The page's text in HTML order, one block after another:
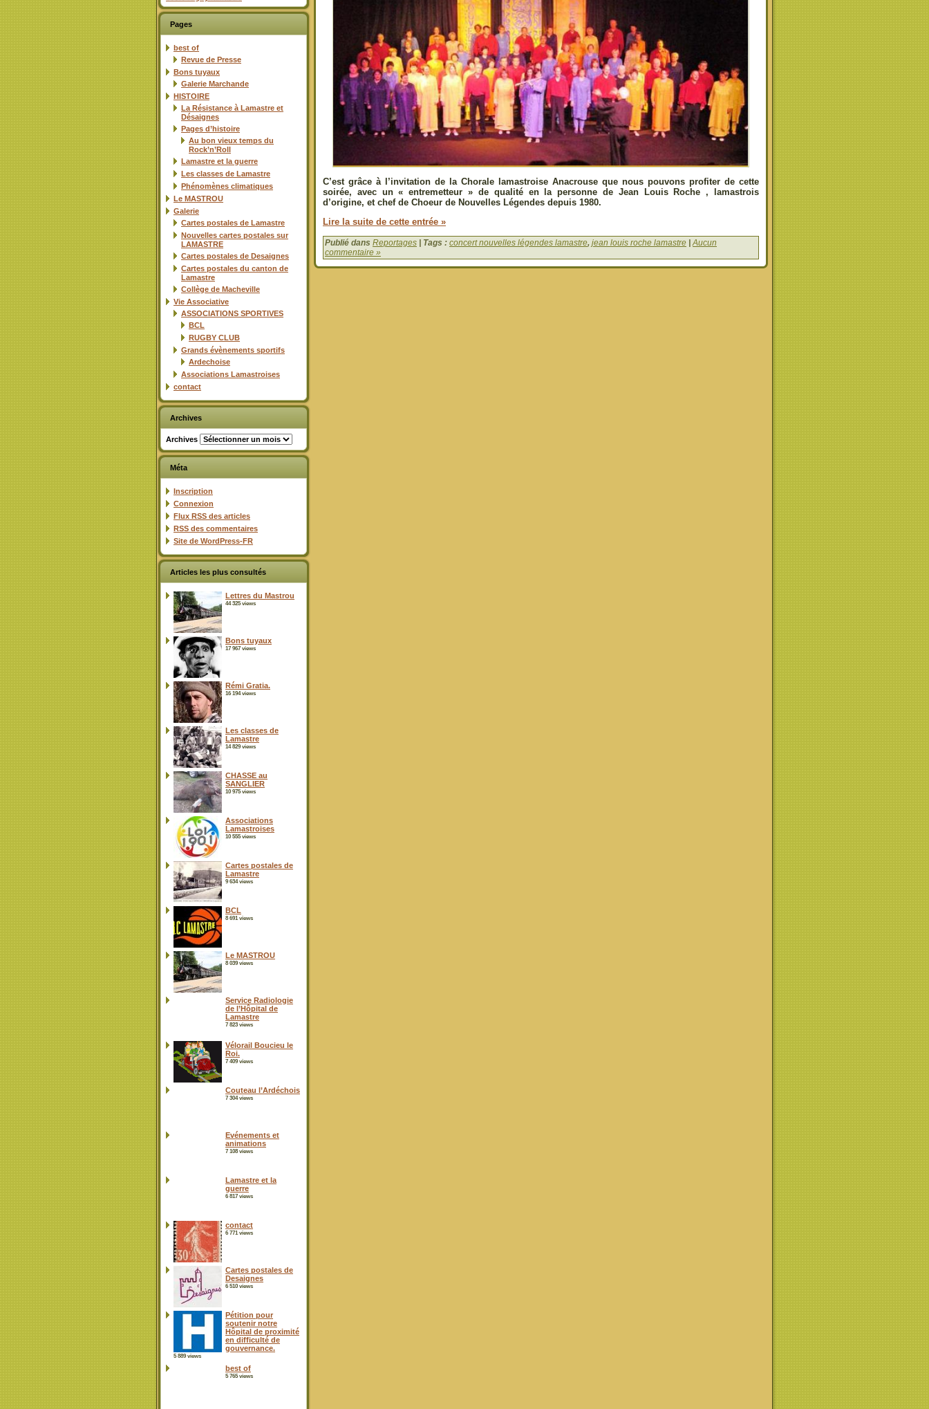
Pages
best of
Revue de Presse
Bons tuyaux
Galerie Marchande
HISTOIRE
La Résistance à Lamastre et
Désaignes
Pages d’histoire
Au bon vieux temps du
Rock’n’Roll
Lamastre et la guerre
Les classes de Lamastre
Phénomènes climatiques
Le MASTROU
Galerie
Cartes postales de Lamastre
Nouvelles cartes postales sur
LAMASTRE
Cartes postales de Desaignes
Cartes postales du canton de
Lamastre
Collège de Macheville
Vie Associative
ASSOCIATIONS SPORTIVES
BCL
RUGBY CLUB
Grands évènements sportifs
Ardechoise
Associations Lamastroises
contact
Archives
Archives
Méta
Inscription
Connexion
Flux RSS des articles
RSS des commentaires
Site de WordPress-FR
Articles les plus consultés
Lettres du Mastrou
44 325 views
Bons tuyaux
17 967 views
Rémi Gratia.
16 194 views
Les classes de
Lamastre
14 829 views
CHASSE au
SANGLIER
10 975 views
Associations
Lamastroises
10 555 views
Cartes postales de
Lamastre
9 634 views
BCL
8 691 views
Le MASTROU
8 039 views
Service Radiologie
de l’Hôpital de
Lamastre
7 823 views
Vélorail Boucieu le
Roi.
7 409 views
Couteau l’Ardéchois
7 304 views
Evénements et
animations
7 108 views
Lamastre et la
guerre
6 817 views
contact
6 771 views
Cartes postales de
Desaignes
6 510 views
Pétition pour
soutenir notre
Hôpital de proximité
en difficulté de
gouvernance.
5 889 views
best of
5 765 views
C’est grâce à l’invitation de la Chorale lamastroise Anacrouse que nous pouvons profiter de cette
soirée, avec un « entremetteur » de qualité en la personne de Jean Louis Roche , lamastrois
d’origine, et chef de Choeur de Nouvelles Légendes depuis 1980.
Lire la suite de cette entrée »
Publié dans Reportages | Tags : concert nouvelles légendes lamastre, jean louis roche lamastre |Aucun
commentaire »